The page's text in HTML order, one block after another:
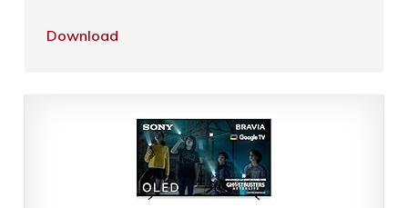
Download